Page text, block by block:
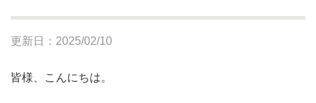
更新日：2025/02/10
皆様、こんにちは。